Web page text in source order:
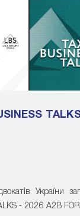
України
- 2026 A2B